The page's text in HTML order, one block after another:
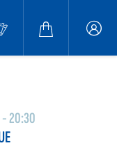
- 20:30